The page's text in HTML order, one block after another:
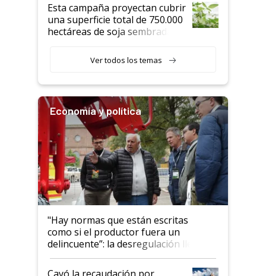
Esta campaña proyectan cubrir
una superficie total de 750.000
hectáreas de soja sembradas
variedades que marcan un
salto tecnológico en genética y
Ver todos los temas
Economía y política
"Hay normas que están escritas
como si el productor fuera un
delincuente”: la desregulación llegó
al Congreso Aapresid y hasta se
habló del financiamiento al IPCVA